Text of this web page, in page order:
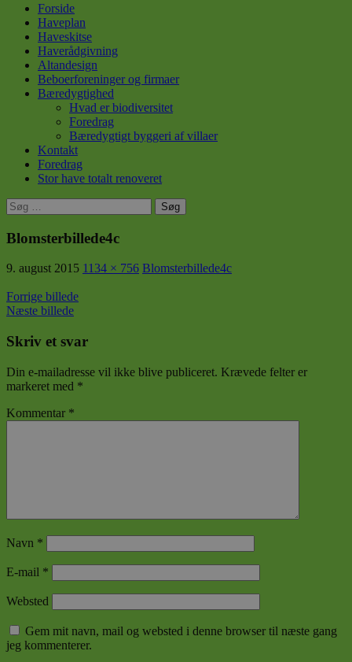
Forside
Haveplan
Haveskitse
Haverådgivning
Altandesign
Beboerforeninger og firmaer
Bæredygtighed
Hvad er biodiversitet
Foredrag
Bæredygtigt byggeri af villaer
Kontakt
Foredrag
Stor have totalt renoveret
Søg
efter:
Blomsterbillede4c
9. august 2015 1134 × 756 Blomsterbillede4c
Forrige billede
Næste billede
Skriv et svar
Din e-mailadresse vil ikke blive publiceret. Krævede felter er
markeret med *
Kommentar *
Navn *
E-mail *
Websted
Gem mit navn, mail og websted i denne browser til næste gang
jeg kommenterer.